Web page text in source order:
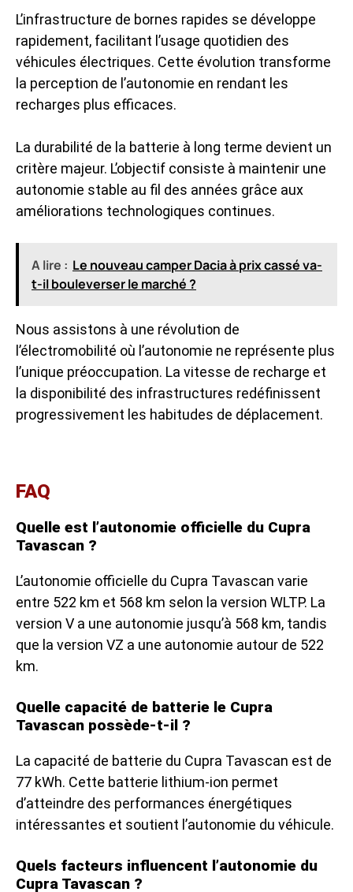
L’infrastructure de bornes rapides se développe
rapidement, facilitant l’usage quotidien des
véhicules électriques. Cette évolution transforme
la perception de l’autonomie en rendant les
recharges plus efficaces.
La durabilité de la batterie à long terme devient un
critère majeur. L’objectif consiste à maintenir une
autonomie stable au fil des années grâce aux
améliorations technologiques continues.
A lire : Le nouveau camper Dacia à prix cassé va-
t-il bouleverser le marché ?
Nous assistons à une révolution de
l’électromobilité où l’autonomie ne représente plus
l’unique préoccupation. La vitesse de recharge et
la disponibilité des infrastructures redéfinissent
progressivement les habitudes de déplacement.
FAQ
Quelle est l’autonomie officielle du Cupra
Tavascan ?
L’autonomie officielle du Cupra Tavascan varie
entre 522 km et 568 km selon la version WLTP. La
version V a une autonomie jusqu’à 568 km, tandis
que la version VZ a une autonomie autour de 522
km.
Quelle capacité de batterie le Cupra
Tavascan possède-t-il ?
La capacité de batterie du Cupra Tavascan est de
77 kWh. Cette batterie lithium-ion permet
d’atteindre des performances énergétiques
intéressantes et soutient l’autonomie du véhicule.
Quels facteurs influencent l’autonomie du
Cupra Tavascan ?